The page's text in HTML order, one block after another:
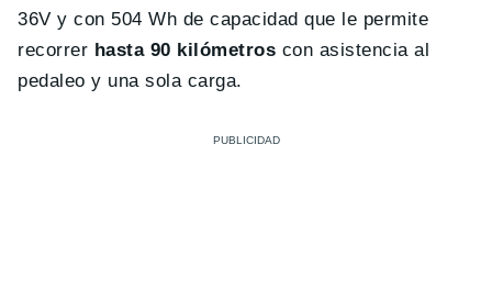
36V y con 504 Wh de capacidad que le permite
recorrer hasta 90 kilómetros con asistencia al
pedaleo y una sola carga.